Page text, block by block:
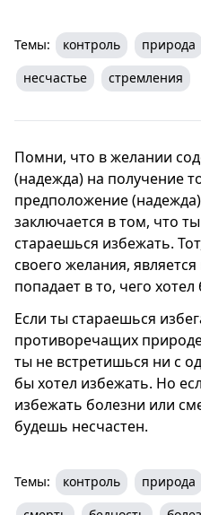
Темы: контроль природа
несчастье
стремления
Помни, что в желании
(надежда) на получение
предположение
заключается в том, что
стараешься избежать.
своего желания,
попадает в то, чего
Если ты стараешься
противоречащих
ты не встретишься ни с
бы хотел избежать. Но
избежать болезни или
будешь несчастен.
Темы: контроль природа